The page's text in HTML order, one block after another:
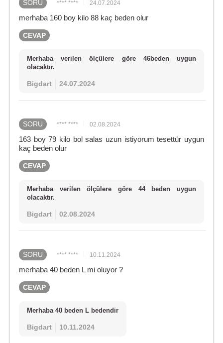
SORU **** **** 24.07.2024
merhaba 160 boy kilo 88 kaç beden olur
CEVAP
Merhaba verilen ölçülere göre 46beden uygun
olacaktır.
Bigdart 24.07.2024
SORU **** **** 02.08.2024
163 boy 79 kilo bol salas uzun istiyorum tesettür uygun
kaç beden olur
CEVAP
Merhaba verilen ölçülere göre 44 beden uygun
olacaktır.
Bigdart 02.08.2024
SORU **** **** 10.11.2024
merhaba 40 beden L mi oluyor ?
CEVAP
Merhaba 40 beden L bedendir
Bigdart 10.11.2024